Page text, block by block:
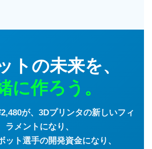
トの未来を、
に作ろう。
が、3Dプリンタの新しいフィ
ラメントになり、
ット選手の開発資金になり、